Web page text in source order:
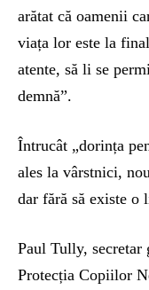
arătat că oamenii
viața lor este la
atente, să li se
demnă”.
Întrucât „dorința
ales la vârstnici,
dar fără să existe o
Paul Tully, secretar
Protecția Copiilor